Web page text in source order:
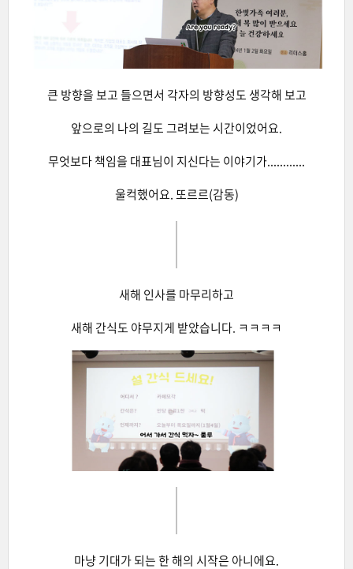
큰 방향을 보고 들으면서 각자의 방향성도 생각해 보고
앞으로의 나의 길도 그려보는 시간이었어요.
무엇보다 책임을 대표님이 지신다는 이야기가............
울컥했어요. 또르르(감동)
새해 인사를 마무리하고
새해 간식도 야무지게 받았습니다. ㅋㅋㅋㅋ
마냥 기대가 되는 한 해의 시작은 아니에요.